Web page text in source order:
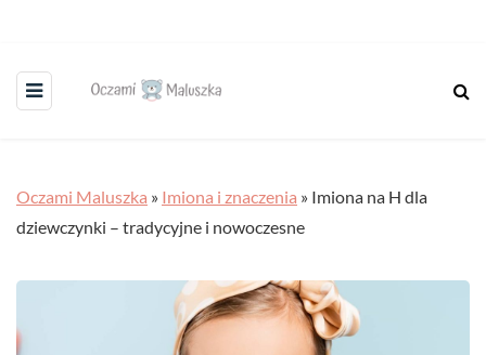
Oczami Maluszka » Imiona i znaczenia » Imiona na H dla
dziewczynki – tradycyjne i nowoczesne